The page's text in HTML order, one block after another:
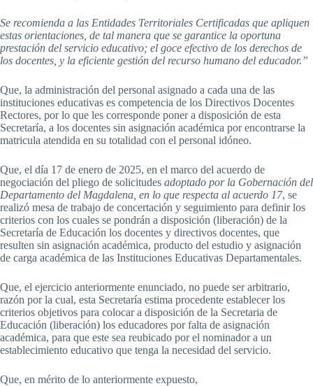
Se recomienda a las Entidades Territoriales Certificadas que apliquen
estas orientaciones, de tal manera que se garantice la oportuna
prestación del servicio educativo; el goce efectivo de los derechos de
los docentes, y la eficiente gestión del recurso humano del educador.”
Que, la administración del personal asignado a cada una de las
instituciones educativas es competencia de los Directivos Docentes
Rectores, por lo que les corresponde poner a disposición de esta
Secretaría, a los docentes sin asignación académica por encontrarse la
matricula atendida en su totalidad con el personal idóneo.
Que, el día 17 de enero de 2025, en el marco del acuerdo de
negociación del pliego de solicitudes adoptado por la Gobernación del
Departamento del Magdalena, en lo que respecta al acuerdo 17, se
realizó mesa de trabajo de concertación y seguimiento para definir los
criterios con los cuales se pondrán a disposición (liberación) de la
Secretaría de Educación los docentes y directivos docentes, que
resulten sin asignación académica, producto del estudio y asignación
de carga académica de las Instituciones Educativas Departamentales.
Que, el ejercicio anteriormente enunciado, no puede ser arbitrario,
razón por la cual, esta Secretaría estima procedente establecer los
criterios objetivos para colocar a disposición de la Secretaria de
Educación (liberación) los educadores por falta de asignación
académica, para que este sea reubicado por el nominador a un
establecimiento educativo que tenga la necesidad del servicio.
Que, en mérito de lo anteriormente expuesto,